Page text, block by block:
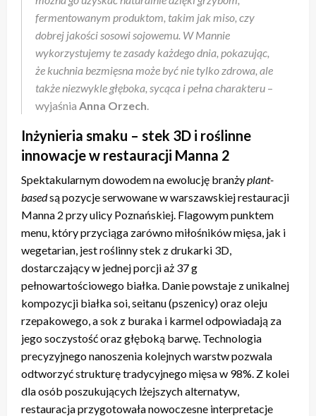
fermentowanym produktom, takim jak miso, czy
dobrej jakości sosowi sojowemu. W Mannie
wykorzystujemy te zasady każdego dnia, pokazując,
że kuchnia bezmięsna może być nie tylko zdrowa, ale
także niezwykle głęboka, sycąca i pełna charakteru –
wyjaśnia Anna Orzech.
Inżynieria smaku – stek 3D i roślinne
innowacje w restauracji Manna 2
Spektakularnym dowodem na ewolucję branżyplant-
basedsą pozycje serwowane w warszawskiej restauracji
Manna 2 przy ulicy Poznańskiej. Flagowym punktem
menu, który przyciąga zarówno miłośników mięsa, jak i
wegetarian, jest roślinny stek z drukarki 3D,
dostarczający w jednej porcji aż 37 g
pełnowartościowego białka. Danie powstaje z unikalnej
kompozycji białka soi, seitanu (pszenicy) oraz oleju
rzepakowego, a sok z buraka i karmel odpowiadają za
jego soczystość oraz głęboką barwę. Technologia
precyzyjnego nanoszenia kolejnych warstw pozwala
odtworzyć strukturę tradycyjnego mięsa w 98%. Z kolei
dla osób poszukujących lżejszych alternatyw,
restauracja przygotowała nowoczesne interpretacje